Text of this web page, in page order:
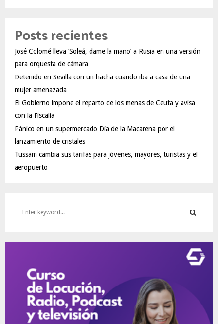
Posts recientes
José Colomé lleva ‘Soleá, dame la mano’ a Rusia en una versión
para orquesta de cámara
Detenido en Sevilla con un hacha cuando iba a casa de una
mujer amenazada
El Gobierno impone el reparto de los menas de Ceuta y avisa
con la Fiscalía
Pánico en un supermercado Día de la Macarena por el
lanzamiento de cristales
Tussam cambia sus tarifas para jóvenes, mayores, turistas y el
aeropuerto
E